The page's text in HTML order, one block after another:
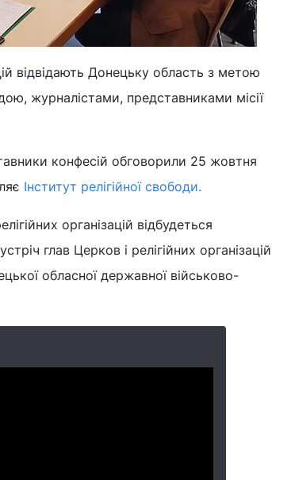
відвідають Донецьку область з метою
журналістами, представниками місії
конфесій обговорили 25 жовтня
Інститут релігійної свободи.
організацій відбудеться
глав Церков і релігійних організацій
обласної державної військово-